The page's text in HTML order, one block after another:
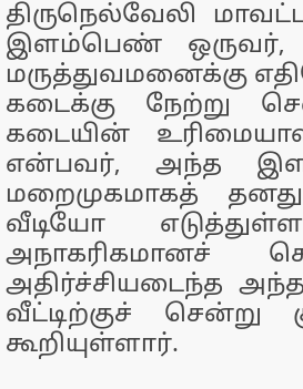
திருநெல்வேலி
இளம்பெண் ஒருவர்,
மருத்துவமனைக்கு
கடைக்கு நேற்று
கடையின்
என்பவர், அந்த
மறைமுகமாகத்
வீடியோ
அநாகரிகமானச்
அதிர்ச்சியடைந்த
வீட்டிற்குச் சென்று
கூறியுள்ளார்.